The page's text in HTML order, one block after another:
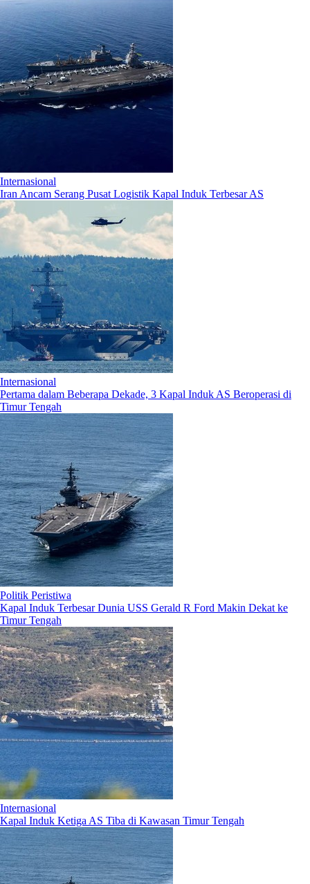
Internasional
Iran Ancam Serang Pusat Logistik Kapal Induk Terbesar AS
Internasional
Pertama dalam Beberapa Dekade, 3 Kapal Induk AS Beroperasi di
Timur Tengah
Politik Peristiwa
Kapal Induk Terbesar Dunia USS Gerald R Ford Makin Dekat ke
Timur Tengah
Internasional
Kapal Induk Ketiga AS Tiba di Kawasan Timur Tengah